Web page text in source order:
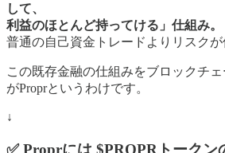
して、
利益のほとんど持ってける」仕組み。
普通の自己資金トレードよりリスクが
この既存金融の仕組みをブロックチ
がProprというわけです。
↓
✅ Proprには $PROPRトークン